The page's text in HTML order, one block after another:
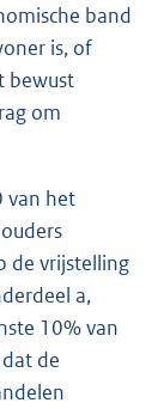
band
is, of
bewust
om
van het
de vrijstelling
a,
10% van
de